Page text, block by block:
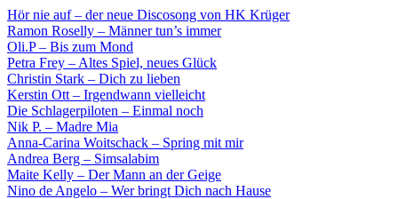
Hör nie auf – der neue Discosong von HK Krüger
Ramon Roselly – Männer tun’s immer
Oli.P – Bis zum Mond
Petra Frey – Altes Spiel, neues Glück
Christin Stark – Dich zu lieben
Kerstin Ott – Irgendwann vielleicht
Die Schlagerpiloten – Einmal noch
Nik P. – Madre Mia
Anna-Carina Woitschack – Spring mit mir
Andrea Berg – Simsalabim
Maite Kelly – Der Mann an der Geige
Nino de Angelo – Wer bringt Dich nach Hause